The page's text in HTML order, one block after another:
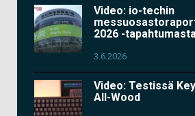
Video: io-techin
2026 -
3.6.2026
Video: Testissä
All-Wood